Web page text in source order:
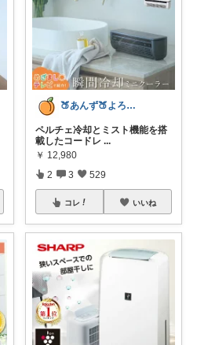
🍑あんず🍑よろしくおねがいします🤡
ペルチェ冷却とミスト機能を搭
載したコードレ ...
￥ 12,980
2 3 529
コレ いいね